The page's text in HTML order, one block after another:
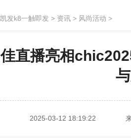
凯发k8一触即发 > 资讯 > 风尚活动 >
佳直播亮相
2025-03-12 18:19:22